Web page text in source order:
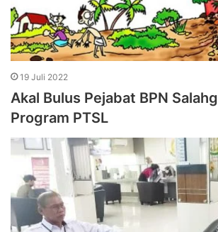
19 Juli 2022
Akal Bulus Pejabat BPN
Program PTSL